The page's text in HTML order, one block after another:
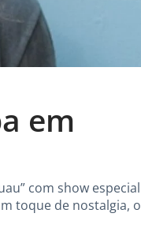
em
com show especial
toque de nostalgia, o